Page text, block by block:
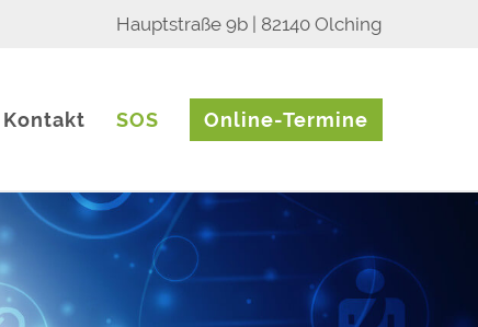
Hauptstraße 9b | 82140 Olching
Kontakt SOS Online-Termine